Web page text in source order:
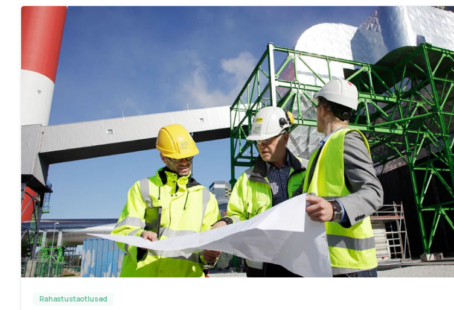
Rahastustaotlused